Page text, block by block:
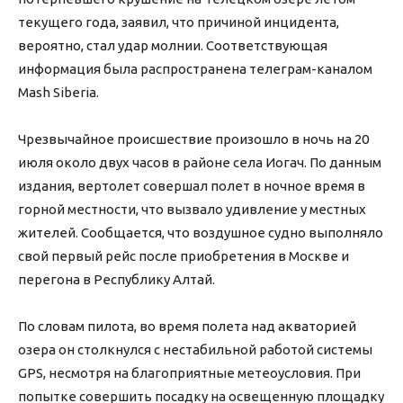
текущего года, заявил, что причиной инцидента,
вероятно, стал удар молнии. Соответствующая
информация была распространена телеграм-каналом
Mash Siberia.
Чрезвычайное происшествие произошло в ночь на 20
июля около двух часов в районе села Иогач. По данным
издания, вертолет совершал полет в ночное время в
горной местности, что вызвало удивление у местных
жителей. Сообщается, что воздушное судно выполняло
свой первый рейс после приобретения в Москве и
перегона в Республику Алтай.
По словам пилота, во время полета над акваторией
озера он столкнулся с нестабильной работой системы
GPS, несмотря на благоприятные метеоусловия. При
попытке совершить посадку на освещенную площадку